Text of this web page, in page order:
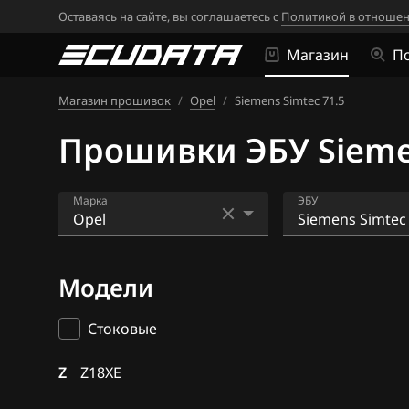
Оставаясь на сайте, вы соглашаетесь с Политикой в
Магазин
Магазин прошивок / Opel / Siemens Simtec 71.5
Прошивки ЭБУ
Марка
Alfa Romeo
ATLAS
Audi
ЭБУ
Модели
Стоковые
Z Z18XE